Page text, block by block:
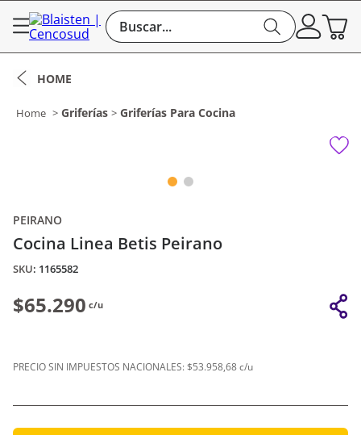
Buscar...
Griferías Griferías Para Cocina
PEIRANO
Cocina Linea Betis Peirano
: 1165582
$65.290 c/u
PRECIO SIN IMPUESTOS NACIONALES:$53.958,68 c/u